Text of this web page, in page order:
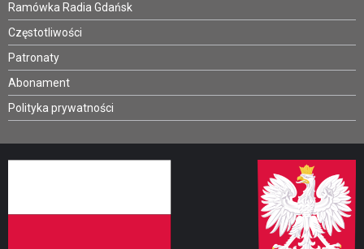
Ramówka Radia Gdańsk
Częstotliwości
Patronaty
Abonament
Polityka prywatności